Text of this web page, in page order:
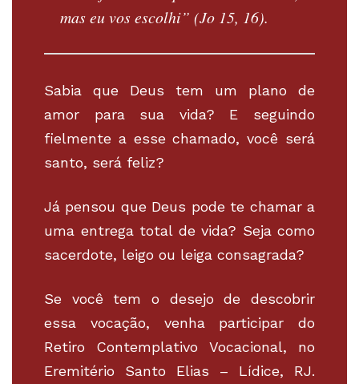
mas eu vos escolhi” (Jo 15, 16).
Sabia que Deus tem um plano de
amor para sua vida? E seguindo
fielmente a esse chamado, você será
santo, será feliz?
Já pensou que Deus pode te chamar a
uma entrega total de vida? Seja como
sacerdote, leigo ou leiga consagrada?
Se você tem o desejo de descobrir
essa vocação, venha participar do
Retiro Contemplativo Vocacional, no
Eremitério Santo Elias – Lídice, RJ.